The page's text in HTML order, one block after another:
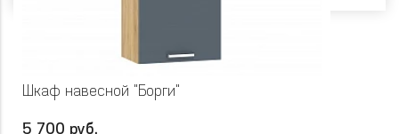
Шкаф навесной "Борги"
5 700 руб.